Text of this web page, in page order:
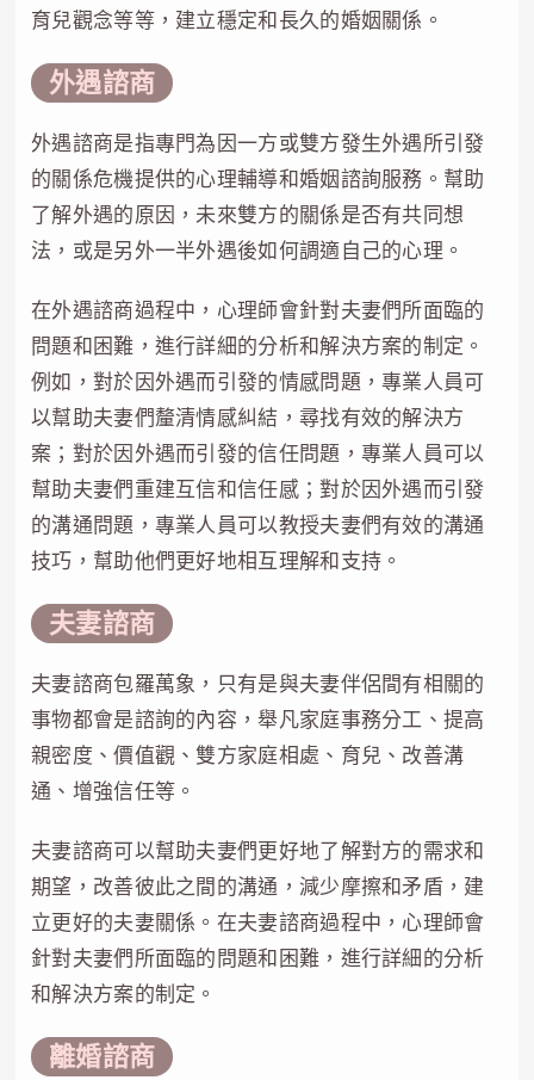
育兒觀念等等，建立穩定和長久的婚姻關係。
外遇諮商
外遇諮商是指專門為因一方或雙方發生外遇所引發
的關係危機提供的心理輔導和婚姻諮詢服務。幫助
了解外遇的原因，未來雙方的關係是否有共同想
法，或是另外一半外遇後如何調適自己的心理。
在外遇諮商過程中，心理師會針對夫妻們所面臨的
問題和困難，進行詳細的分析和解決方案的制定。
例如，對於因外遇而引發的情感問題，專業人員可
以幫助夫妻們釐清情感糾結，尋找有效的解決方
案；對於因外遇而引發的信任問題，專業人員可以
幫助夫妻們重建互信和信任感；對於因外遇而引發
的溝通問題，專業人員可以教授夫妻們有效的溝通
技巧，幫助他們更好地相互理解和支持。
夫妻諮商
夫妻諮商包羅萬象，只有是與夫妻伴侶間有相關的
事物都會是諮詢的內容，舉凡家庭事務分工、提高
親密度、價值觀、雙方家庭相處、育兒、改善溝
通、增強信任等。
夫妻諮商可以幫助夫妻們更好地了解對方的需求和
期望，改善彼此之間的溝通，減少摩擦和矛盾，建
立更好的夫妻關係。在夫妻諮商過程中，心理師會
針對夫妻們所面臨的問題和困難，進行詳細的分析
和解決方案的制定。
離婚諮商